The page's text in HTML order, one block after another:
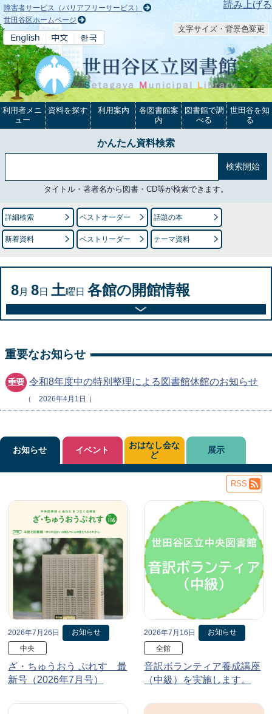
本文へ 読み上げる
障害者サービス（バリアフリーサービス）
世田谷区ホームページ
文字サイズ・背景色変更
利用者メニ
ュー
資料を探す 利用案内
各図書館案
内
図書館で調
べる
世田谷を知
る
かんたん資料検索
タイトル・著者名から図書・CD等が検索できます。
詳細検索 ベストオーダー 話題の本
新着資料 ベストリーダー テーマ資料
8月 8日 土曜日 各館の開館情報
重要なお知らせ
令和8年度中の特別整理による図書館休館のお知らせ
2026年4月1日
お知らせ
2026年7月26日
お知らせ
中央
ざ・ちゅうおう ぷれす 最
新号（2026年7月号）
2026年7月16日
お知らせ
全館
音訳ボランティア養成講座
（中級）を実施します。
イベント
おはなし会な
ど
展示
RSS